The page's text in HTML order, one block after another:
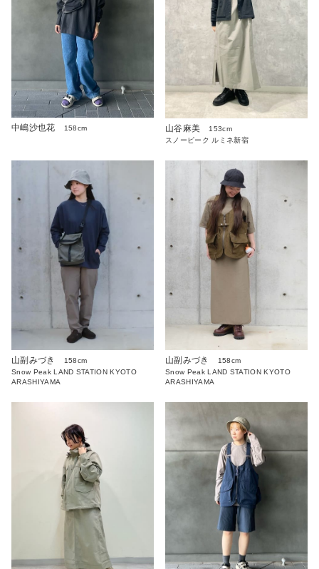
中嶋沙也花 158cm 山谷麻美
153cm
スノーピーク ルミネ新宿
山副みづき
158cm
Snow Peak LAND STATION KYOTO
ARASHIYAMA
山副みづき
158cm
Snow Peak LAND STATION KYOTO
ARASHIYAMA